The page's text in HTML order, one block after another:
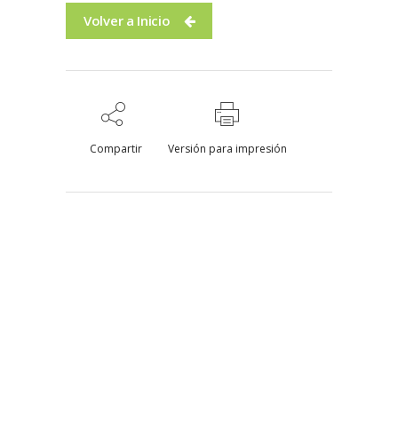
Volver a Inicio
Compartir Versión para impresión